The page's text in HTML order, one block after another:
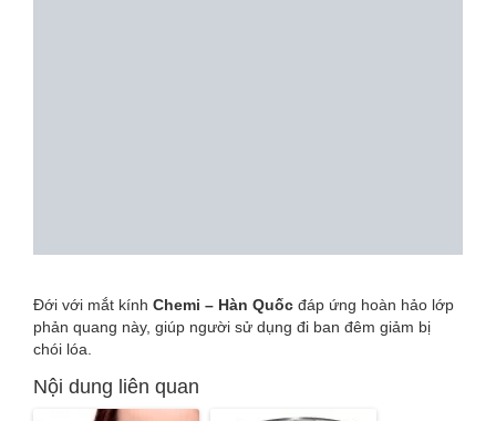
Đới với mắt kính Chemi – Hàn Quốc đáp ứng hoàn hảo lớp
phản quang này, giúp người sử dụng đi ban đêm giảm bị
chói lóa.
Nội dung liên quan